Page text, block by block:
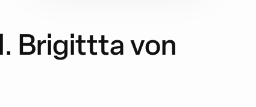
Brigittta von